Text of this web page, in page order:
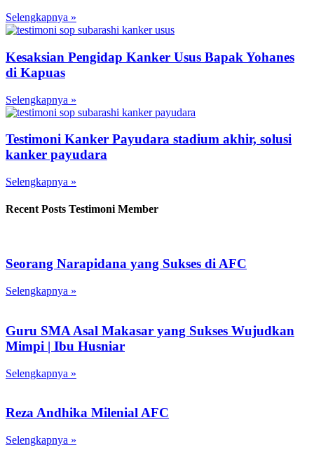
Selengkapnya »
Kesaksian Pengidap Kanker Usus Bapak Yohanes
di Kapuas
Selengkapnya »
Testimoni Kanker Payudara stadium akhir, solusi
kanker payudara
Selengkapnya »
Recent Posts Testimoni Member
Seorang Narapidana yang Sukses di AFC
Selengkapnya »
Guru SMA Asal Makasar yang Sukses Wujudkan
Mimpi | Ibu Husniar
Selengkapnya »
Reza Andhika Milenial AFC
Selengkapnya »